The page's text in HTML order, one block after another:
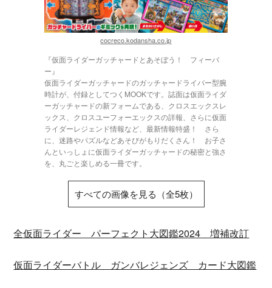
cocreco.kodansha.co.jp
『仮面ライダーガッチャードとあそぼう！ フィーバ
ー』
仮面ライダーガッチャードのガッチャードライバー型腕
時計が、付録としてつくMOOKです。誌面は仮面ライダ
ーガッチャードの新フォームである、クロスエックスレ
ックス、クロスユーフォーエックスの詳報、さらに仮面
ライダーレジェンド情報など、最新情報特盛！ さら
に、迷路やパズルなどあそびがもりだくさん！ お子さ
んといっしょに仮面ライダーガッチャードの秘密と強さ
を、丸ごと楽しめる一冊です。
すべての画像を見る（全5枚）
全仮面ライダー パーフェクト大図鑑2024 増補改訂
仮面ライダーバトル ガンバレジェンズ カード大図鑑